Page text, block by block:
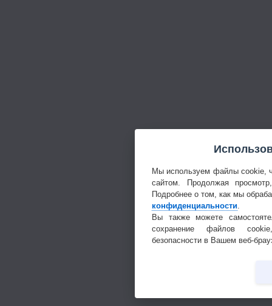
Мы используем файлы cookie,
сайтом. Продолжая
Подробнее о том, как мы
конфиденциальности
Вы также можете
сохранение файлов
безопасности в Вашем веб-